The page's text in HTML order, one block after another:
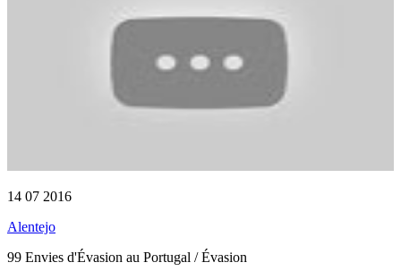
14 07 2016
Alentejo
99 Envies d'Évasion au Portugal / Évasion